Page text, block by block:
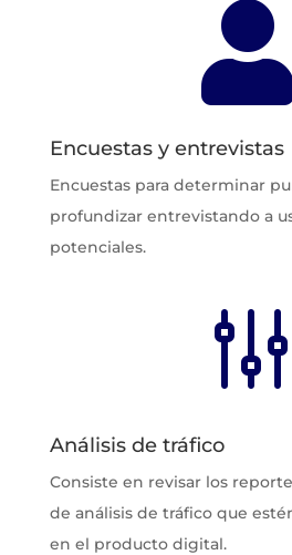
Encuestas y entrevistas
Encuestas para determinar
profundizar entrevistando a
potenciales.
g
Análisis de tráfico
Consiste en revisar los
de análisis de tráfico que
en el producto digital.